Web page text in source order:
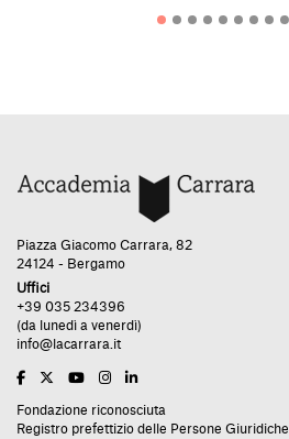
Piazza Giacomo Carrara, 82
24124 - Bergamo
Uffici
+39 035 234396
(da lunedì a venerdì)
info@lacarrara.it
Fondazione riconosciuta
Registro prefettizio delle Persone Giuridiche